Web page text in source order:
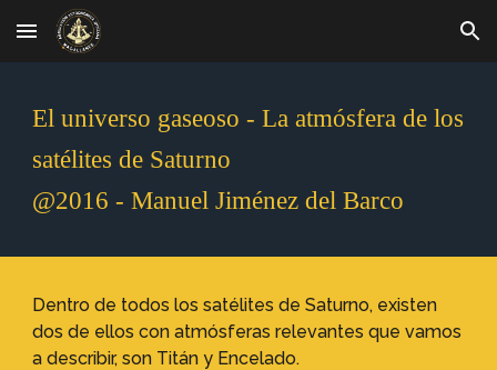
Skip to main content Skip to navigation
El universo gaseoso - La atmósfera de los
satélites de Saturno
@2016 - Manuel Jiménez del Barco
Dentro de todos los satélites de Saturno, existen
dos de ellos con atmósferas relevantes que vamos
a describir, son Titán y Encelado.